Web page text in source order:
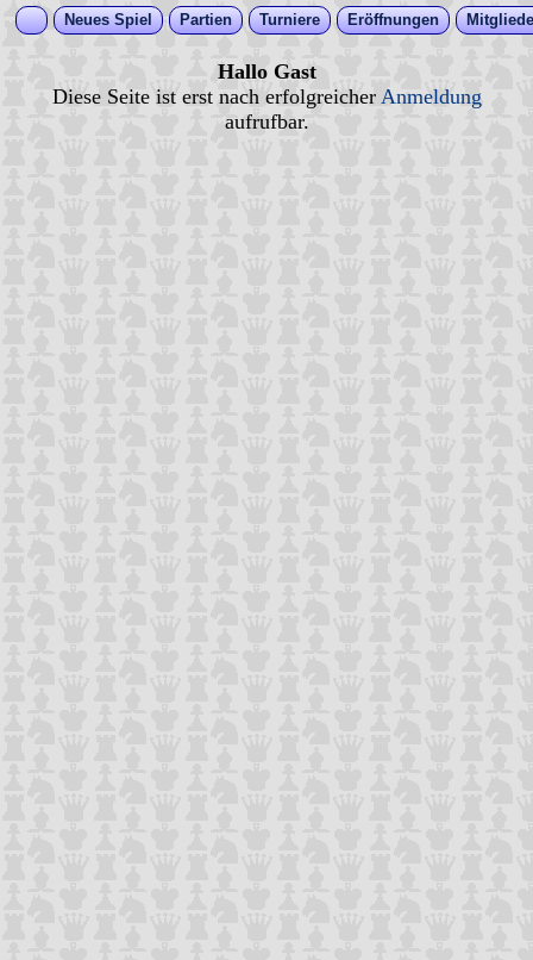
Neues Spiel Partien Turniere Eröffnungen
Hallo Gast
Diese Seite ist erst nach erfolgreicher Anmeldung
aufrufbar.